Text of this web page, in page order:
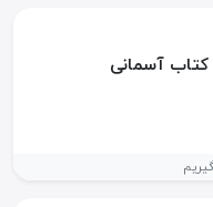
کتاب آسمانی